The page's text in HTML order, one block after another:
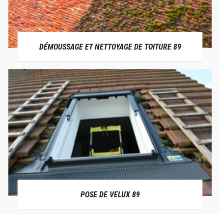
DÉMOUSSAGE ET NETTOYAGE DE TOITURE 89
POSE DE VELUX 89